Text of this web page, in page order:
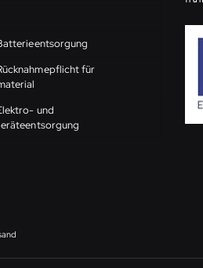
für
und